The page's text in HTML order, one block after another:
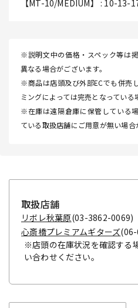
【MT-10/MEDIUM】 : 10-13-
※説明文中の価格・スペック等は
異なる場合がございます。
※商品は店頭及び外部ECでも併売
ミングによっては完売となっている
※在庫は遠隔倉庫に保管している
ている取扱店舗にご用意が無い場合
取扱店舗
リボレ秋葉原(03-3862-0069)
心斎橋プレミアムギターズ
※店頭の在庫状況を確認する
い合わせください。